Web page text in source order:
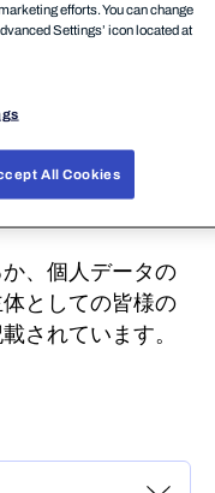
プライバ
進めるにあた
る場合がござい
、個人データの
としての皆様の
されています。
efforts. You can change
Settings’ icon located at
All Cookies